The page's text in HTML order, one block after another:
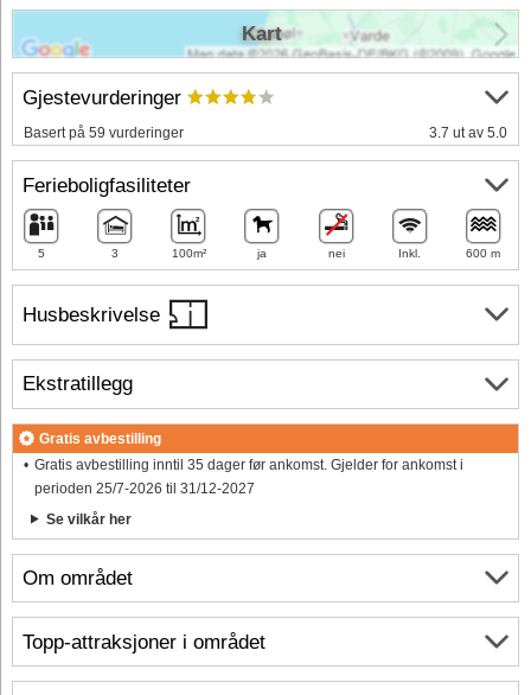
Husbeskrivelse
Om området
Gjestevurderinger
Basert på 59 vurderinger 3.7 ut av 5.0
Ferieboligfasiliteter
5 3 100m² ja nei Inkl. 600 m
Ekstratillegg
Gratis avbestilling
Gratis avbestilling inntil 35 dager før ankomst. Gjelder for ankomst i
perioden 25/7-2026 til 31/12-2027
Se vilkår her
Kart
Topp-attraksjoner i området